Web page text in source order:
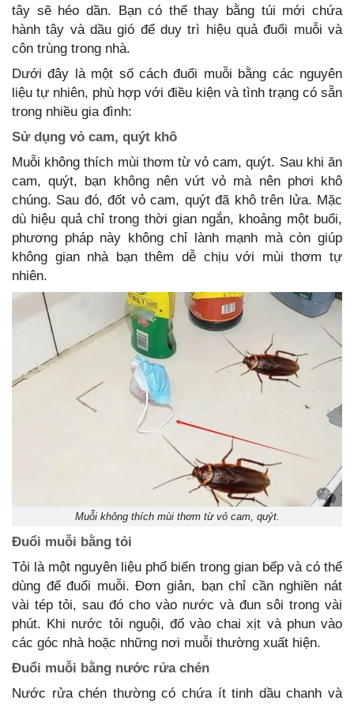
tây sẽ héo dần. Bạn có thể thay bằng túi mới chứa
hành tây và dầu gió để duy trì hiệu quả đuổi muỗi và
côn trùng trong nhà.
Dưới đây là một số cách đuổi muỗi bằng các nguyên
liệu tự nhiên, phù hợp với điều kiện và tình trạng có sẵn
trong nhiều gia đình:
Sử dụng vỏ cam, quýt khô
Muỗi không thích mùi thơm từ vỏ cam, quýt. Sau khi ăn
cam, quýt, bạn không nên vứt vỏ mà nên phơi khô
chúng. Sau đó, đốt vỏ cam, quýt đã khô trên lửa. Mặc
dù hiệu quả chỉ trong thời gian ngắn, khoảng một buổi,
phương pháp này không chỉ lành mạnh mà còn giúp
không gian nhà bạn thêm dễ chịu với mùi thơm tự
nhiên.
Muỗi không thích mùi thơm từ vỏ cam, quýt.
Đuổi muỗi bằng tỏi
Tỏi là một nguyên liệu phổ biến trong gian bếp và có thể
dùng để đuổi muỗi. Đơn giản, bạn chỉ cần nghiền nát
vài tép tỏi, sau đó cho vào nước và đun sôi trong vài
phút. Khi nước tỏi nguội, đổ vào chai xịt và phun vào
các góc nhà hoặc những nơi muỗi thường xuất hiện.
Đuổi muỗi bằng nước rửa chén
Nước rửa chén thường có chứa ít tinh dầu chanh và